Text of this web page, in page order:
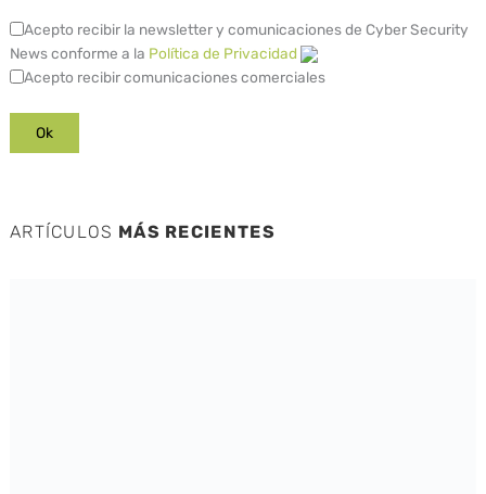
Acepto recibir la newsletter y comunicaciones de Cyber Security
News conforme a la Política de Privacidad
Acepto recibir comunicaciones comerciales
ARTÍCULOS MÁS RECIENTES